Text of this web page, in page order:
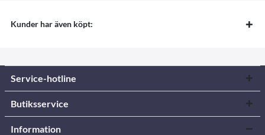
Kunder har även köpt:
Service-hotline
Butiksservice
Information